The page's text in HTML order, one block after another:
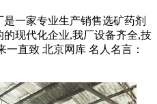
一家专业生产销售选矿药剂
现代化企业,我厂设备齐全,技
一直致 北京网库 名人名言：